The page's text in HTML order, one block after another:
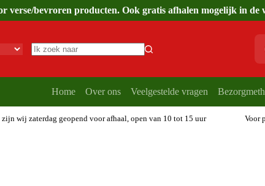
verse/bevroren producten. Ook gratis afhalen mogelijk in de
Home Over ons Veelgestelde vragen
wij zaterdag geopend voor afhaal, open van 10 tot 15 uur Voor